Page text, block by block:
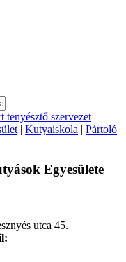
tenyésztő szervezet |
| Kutyaiskola | Pártoló
Egyesülete
utca 45.